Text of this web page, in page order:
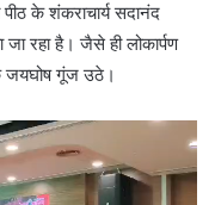
के शंकराचार्य सदानंद
रहा है। जैसे ही लोकार्पण
जयघोष गूंज उठे।